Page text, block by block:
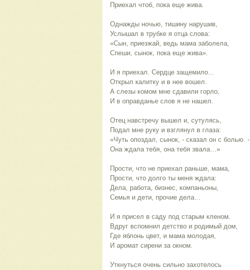
Приехал чтоб, пока еще жива.
Однажды ночью, тишину нарушив,
Услышал в трубке я отца слова:
«Сын, приезжай, ведь мама заболела,
Спеши, сынок, пока еще жива».
И я приехал. Сердце защемило...
Открыл калитку и в нее вошел.
А слезы комом мне сдавили горло,
И в оправданье слов я не нашел.
Отец навстречу вышел и, сутулясь,
Подал мне руку и взглянул в глаза:
«Чуть опоздал, сынок, - сказал он с болью. -
Она ждала тебя, она тебя звала…»
Прости, что не приехал раньше, мама,
Прости, что долго ты меня ждала:
Дела, работа, бизнес, компаньоны,
Семья и дети, прочие дела…
И я присел в саду под старым кленом.
Вдруг вспомнил детство и родимый дом,
Где яблонь цвет, и мама молодая,
И аромат сирени за окном.
Уткнуться очень сильно захотелось